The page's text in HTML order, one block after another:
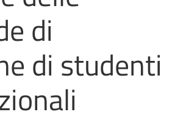
di
di studenti